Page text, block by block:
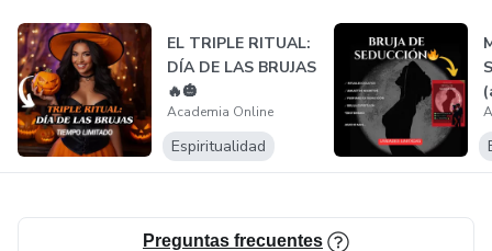
EL TRIPLE RITUAL:
DÍA DE LAS BRUJAS
🔥🎃
Academia Online
Espiritualidad
Preguntas frecuentes